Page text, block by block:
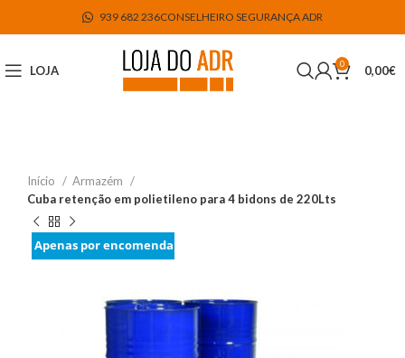
939 682 236CONSELHEIRO SEGURANÇA ADR
LOJA 0 0,00€
Início
Armazém
Cuba retenção em polietileno para 4 bidons de 220Lts
Apenas por encomenda